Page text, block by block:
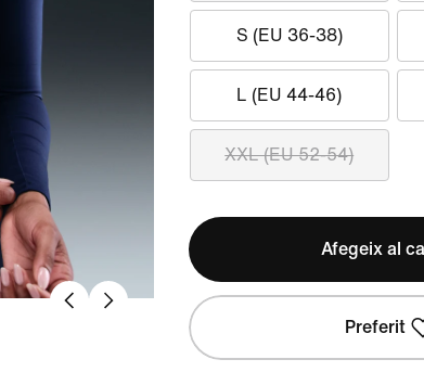
S (EU 36-38)
L (EU 44-46)
XXL (EU 52-54)
Afegeix al
Preferit